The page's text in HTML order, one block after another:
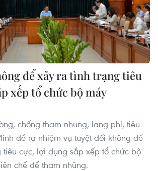
để xảy ra tình trạng tiêu
xếp tổ chức bộ máy
chống tham nhũng, lãng phí, tiêu
đề ra nhiệm vụ tuyệt đối không để
tiêu cực, lợi dụng sắp xếp tổ chức bộ
chế để tham nhũng.